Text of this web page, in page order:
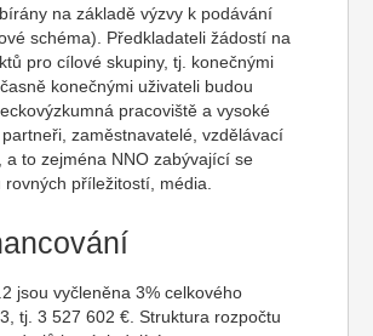
na základě výzvy k podávání
schéma). Předkladateli žádostí na
pro cílové skupiny, tj. konečnými
konečnými uživateli budou
pracoviště a vysoké
zaměstnavatelé, vzdělávací
a to zejména NNO zabývající se
příležitostí, média.
jsou vyčleněna 3% celkového
tj. 3 527 602 €. Struktura rozpočtu